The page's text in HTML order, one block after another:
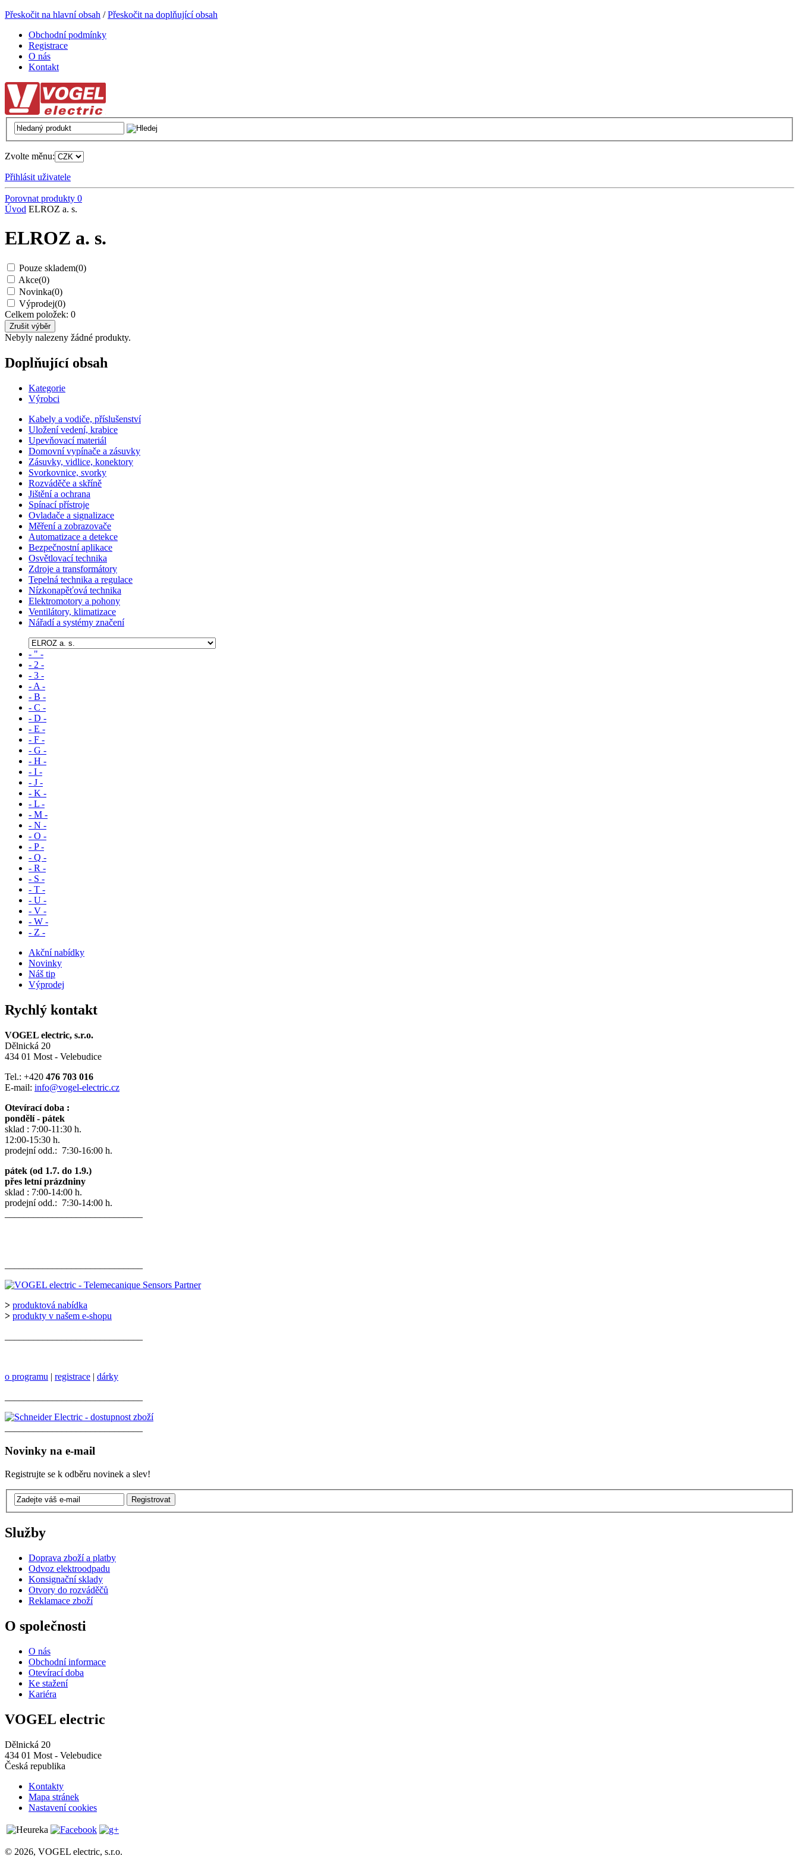
Přeskočit na hlavní obsah /Přeskočit na doplňující obsah
Obchodní podmínky
Registrace
O nás
Kontakt
Zvolte měnu:
Přihlásit uživatele
Porovnat produkty 0
Úvod ELROZ a. s.
ELROZ a. s.
Pouze skladem(0)
Akce(0)
Novinka(0)
Výprodej(0)
Celkem položek: 0
Nebyly nalezeny žádné produkty.
Doplňující obsah
Kategorie
Výrobci
Kabely a vodiče, příslušenství
Uložení vedení, krabice
Upevňovací materiál
Domovní vypínače a zásuvky
Zásuvky, vidlice, konektory
Svorkovnice, svorky
Rozváděče a skříně
Jištění a ochrana
Spínací přístroje
Ovladače a signalizace
Měření a zobrazovače
Automatizace a detekce
Bezpečnostní aplikace
Osvětlovací technika
Zdroje a transformátory
Tepelná technika a regulace
Nízkonapěťová technika
Elektromotory a pohony
Ventilátory, klimatizace
Nářadí a systémy značení
- " -
- 2 -
- 3 -
- A -
- B -
- C -
- D -
- E -
- F -
- G -
- H -
- I -
- J -
- K -
- L -
- M -
- N -
- O -
- P -
- Q -
- R -
- S -
- T -
- U -
- V -
- W -
- Z -
Akční nabídky
Novinky
Náš tip
Výprodej
Rychlý kontakt
VOGEL electric, s.r.o.
Dělnická 20
434 01 Most - Velebudice
Tel.: +420 476 703 016
E-mail: info@vogel-electric.cz
Otevírací doba :
pondělí - pátek
sklad : 7:00-11:30 h.
12:00-15:30 h.
prodejní odd.: 7:30-16:00 h.
pátek (od 1.7. do 1.9.)
přes letní prázdniny
sklad : 7:00-14:00 h.
prodejní odd.: 7:30-14:00 h.
> produktová nabídka
> produkty v našem e-shopu
o programu | registrace | dárky
Novinky na e-mail
Registrujte se k odběru novinek a slev!
Služby
Doprava zboží a platby
Odvoz elektroodpadu
Konsignační sklady
Otvory do rozváděčů
Reklamace zboží
O společnosti
O nás
Obchodní informace
Otevírací doba
Ke stažení
Kariéra
VOGEL electric
Dělnická 20
434 01 Most - Velebudice
Česká republika
Kontakty
Mapa stránek
Nastavení cookies
© 2026, VOGEL electric, s.r.o.